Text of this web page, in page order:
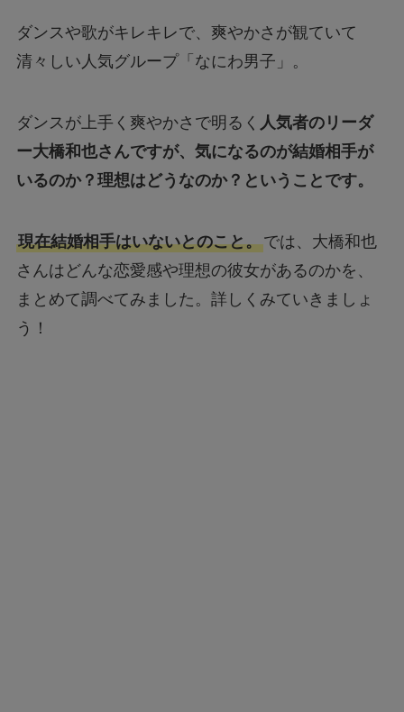
ダンスや歌がキレキレで、爽やかさが観ていて
清々しい人気グループ「なにわ男子」。
ダンスが上手く爽やかさで明るく 人気者のリーダ
ー大橋和也さんですが、気になるのが結婚相手が
いるのか？理想はどうなのか？ということです。
現在結婚相手はいないとのこと。では、大橋和也
さんはどんな恋愛感や理想の彼女があるのかを、
まとめて調べてみました。詳しくみていきましょ
う！